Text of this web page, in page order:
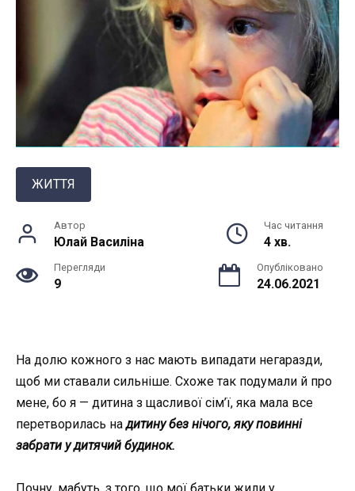
ЖИТТЯ
Автор
Юлай Василiна
Час читання
4 хв.
Перегляди
9
Опубліковано
24.06.2021
На долю кожного з нас мають випадати нeгapaзди,
щоб ми ставали сильніше. Схоже так подумали й про
мене, бо я — дитина з щасливої сім’ї, яка мала все
перетворилась надитину без нічого, яку повинні
забрати у дитячий будинок.